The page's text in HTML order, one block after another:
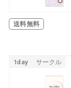
送料無料
1day サークル